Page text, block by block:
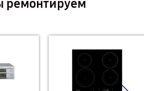
ремонтируем